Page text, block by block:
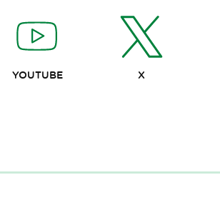
YOUTUBE X